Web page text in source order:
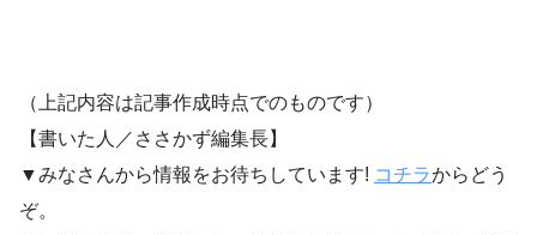
（上記内容は記事作成時点でのものです）
【書いた人／ささかず編集長】
▼みなさんから情報をお待ちしています! コチラからどう
ぞ。